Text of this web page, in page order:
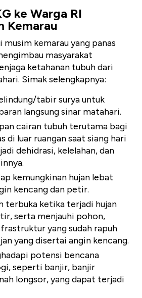
ke Warga RI
Kemarau
musim kemarau yang panas
masyarakat
ketahanan tubuh dari
Simak selengkapnya:
tabir surya untuk
langsung sinar matahari.
cairan tubuh terutama bagi
di luar ruangan saat siang hari
dehidrasi, kelelahan, dan
kemungkinan hujan lebat
kencang dan petir.
terbuka ketika terjadi hujan
serta menjauhi pohon,
yang sudah rapuh
yang disertai angin kencang.
potensi bencana
seperti banjir, banjir
longsor, yang dapat terjadi